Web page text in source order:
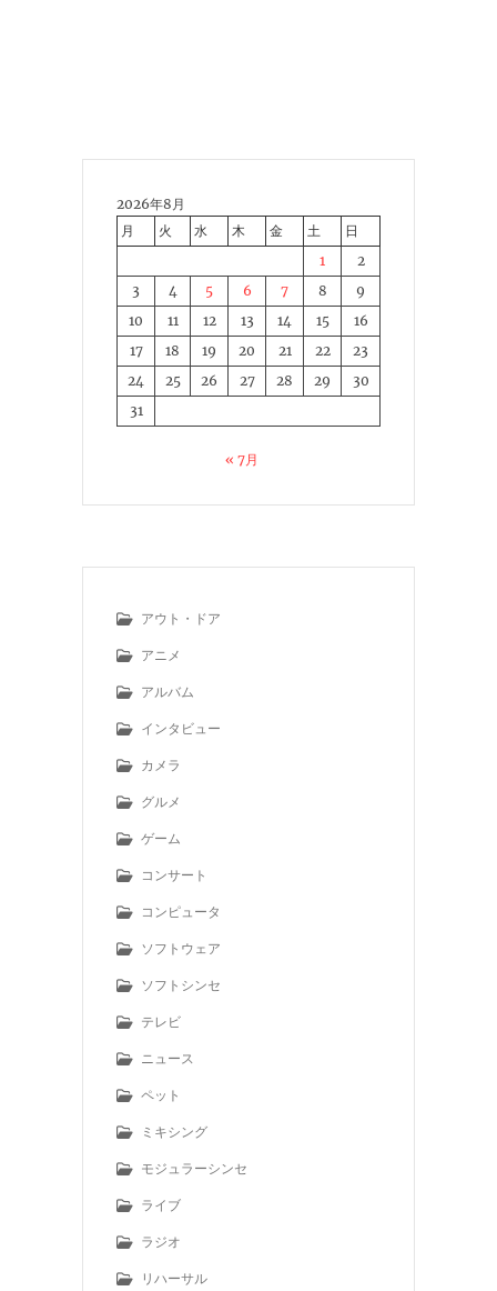
2026年8月
月
火 水 木 金 土
日
1
2
3
4 5 6 7 8
9
10
11 12 13 14 15
16
17
18 19 20 21 22
23
24
25 26 27 28 29
30
31
« 7月
アウト・ドア
アニメ
アルバム
インタビュー
カメラ
グルメ
ゲーム
コンサート
コンピュータ
ソフトウェア
ソフトシンセ
テレビ
ニュース
ペット
ミキシング
モジュラーシンセ
ライブ
ラジオ
リハーサル